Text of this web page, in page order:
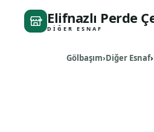
Elifnazlı Perde
DIĞER ESNAF
Gölbaşım Diğer Esnaf